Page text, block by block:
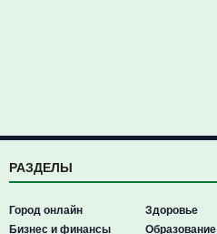
РАЗДЕЛЫ
Город онлайн
Бизнес и финансы
Здоровье
Образование